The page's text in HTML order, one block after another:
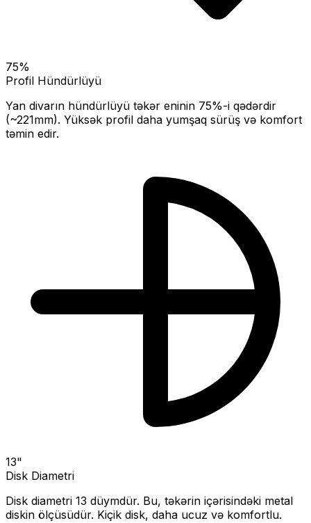
75%
Profil Hündürlüyü
Yan divarın hündürlüyü təkər eninin 75%-i qədərdir
(~221mm). Yüksək profil daha yumşaq sürüş və komfort
təmin edir.
13"
Disk Diametri
Disk diametri 13 düymdür. Bu, təkərin içərisindəki metal
diskin ölçüsüdür. Kiçik disk, daha ucuz və komfortlu.